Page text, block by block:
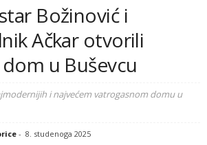
Božinović i
Ačkar otvorili
u Buševcu
i najvećem vatrogasnom domu u
- 8. studenoga 2025